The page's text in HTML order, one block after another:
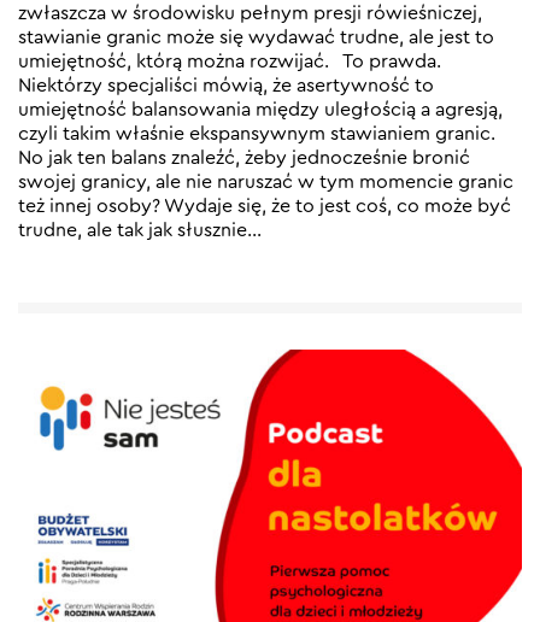
zwłaszcza w środowisku pełnym presji rówieśniczej,
stawianie granic może się wydawać trudne, ale jest to
umiejętność, którą można rozwijać. To prawda.
Niektórzy specjaliści mówią, że asertywność to
umiejętność balansowania między uległością a agresją,
czyli takim właśnie ekspansywnym stawianiem granic.
No jak ten balans znaleźć, żeby jednocześnie bronić
swojej granicy, ale nie naruszać w tym momencie granic
też innej osoby? Wydaje się, że to jest coś, co może być
trudne, ale tak jak słusznie…